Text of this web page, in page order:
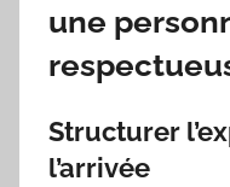
une
Structurer
l’arrivée